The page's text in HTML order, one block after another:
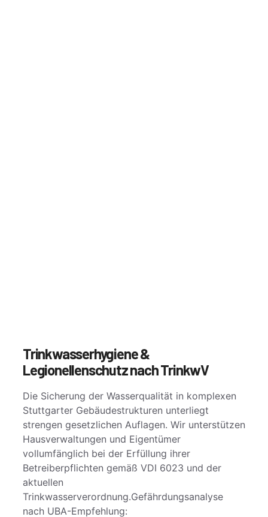
Trinkwasserhygiene &
Legionellenschutz nach TrinkwV
Die Sicherung der Wasserqualität in komplexen
Stuttgarter Gebäudestrukturen unterliegt
strengen gesetzlichen Auflagen. Wir unterstützen
Hausverwaltungen und Eigentümer
vollumfänglich bei der Erfüllung ihrer
Betreiberpflichten gemäß VDI 6023 und der
aktuellen
Trinkwasserverordnung.Gefährdungsanalyse
nach UBA-Empfehlung: